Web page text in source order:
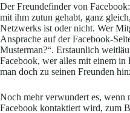
Der Freundefinder von
mit ihm zutun gehabt, ganz
Netzwerks ist oder nicht. Wer
Ansprache auf der Facebook-
Musterman?“. Erstaunlich
Facebook, wer alles mit einem in
man doch zu seinen Freunden
Noch mehr verwundert es,
Facebook kontaktiert wird, zum